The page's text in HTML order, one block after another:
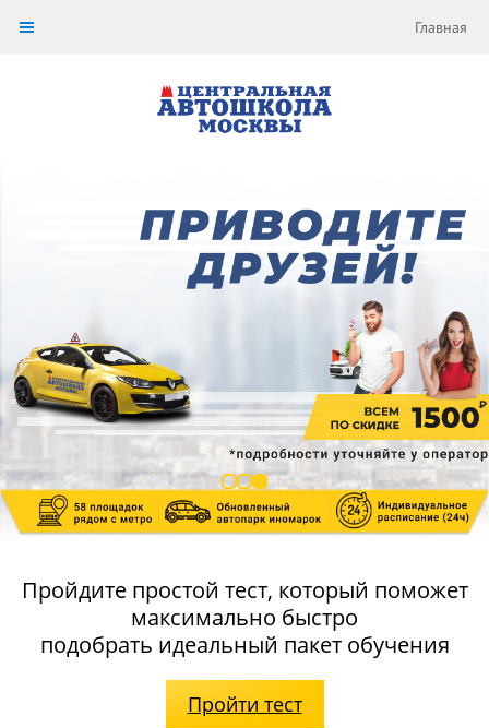
Главная
Пройдите простой тест, который поможет
максимально быстро
подобрать идеальный пакет обучения
Пройти тест